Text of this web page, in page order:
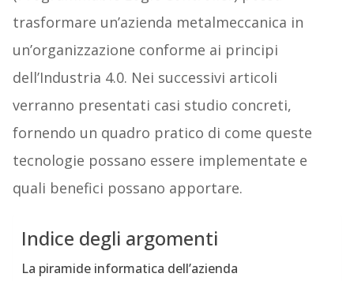
trasformare un’azienda metalmeccanica in
un’organizzazione conforme ai principi
dell’Industria 4.0. Nei successivi articoli
verranno presentati casi studio concreti,
fornendo un quadro pratico di come queste
tecnologie possano essere implementate e
quali benefici possano apportare.
Indice degli argomenti
La piramide informatica dell’azienda